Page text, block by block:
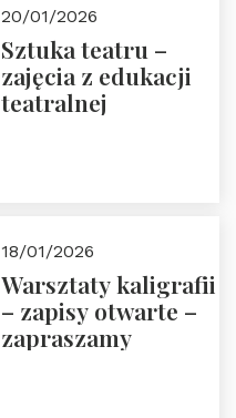
20/01/2026
Sztuka teatru –
zajęcia z edukacji
teatralnej
18/01/2026
Warsztaty kaligrafii
– zapisy otwarte –
zapraszamy